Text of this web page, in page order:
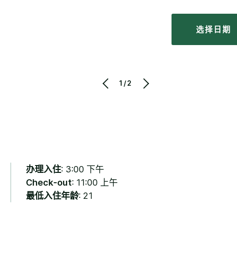
选择日期
1/2
办理入住: 3:00 下午
Check-out: 11:00 上午
最低入住年龄: 21